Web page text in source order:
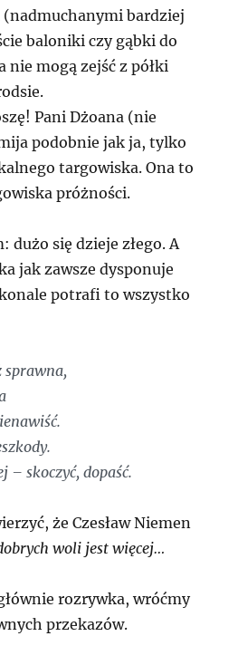
bardziej
baloniki czy gąbki do
nie mogą zejść z półki
Pani Dżoana (nie
podobnie jak ja, tylko
targowiska. Ona to
próżności.
dużo się dzieje złego. A
jak zawsze dysponuje
potrafi to wszystko
sprawna,
– skoczyć, dopaść.
że Czesław Niemen
woli jest więcej…
rozrywka, wróćmy
przekazów.